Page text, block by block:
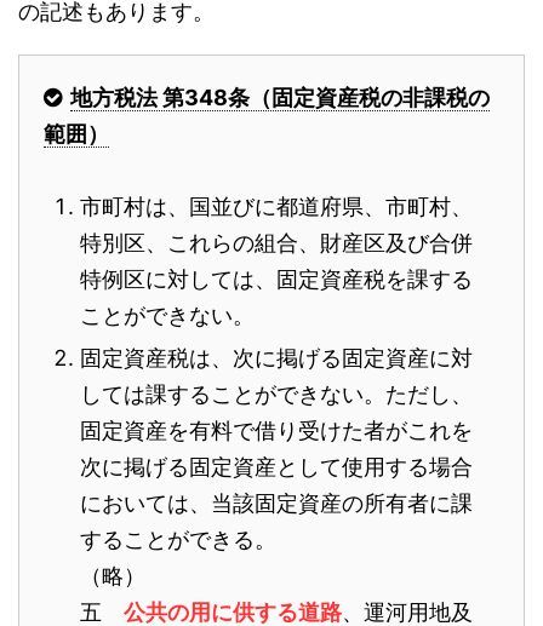
の記述もあります。
地方税法 第348条（固定資産税の非課税の
範囲）
市町村は、国並びに都道府県、市町村、
特別区、これらの組合、財産区及び合併
特例区に対しては、固定資産税を課する
ことができない。
固定資産税は、次に掲げる固定資産に対
しては課することができない。ただし、
固定資産を有料で借り受けた者がこれを
次に掲げる固定資産として使用する場合
においては、当該固定資産の所有者に課
することができる。
（略）
五 公共の用に供する道路、運河用地及